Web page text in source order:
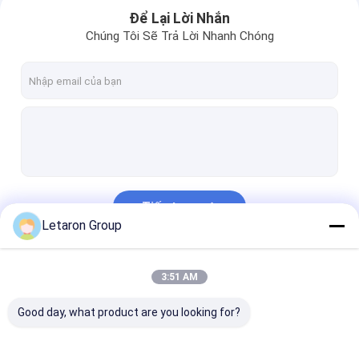
Để Lại Lời Nhắn
Chúng Tôi Sẽ Trả Lời Nhanh Chóng
Tiếp tục
Danh Mục Của Chúng Tôi
Letaron Group
3:51 AM
Good day, what product are you looking for?